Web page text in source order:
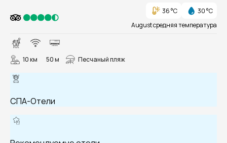
36 °C
30 °C
August средняя температура
10 км 50 м Песчаный пляж
СПА-Отели